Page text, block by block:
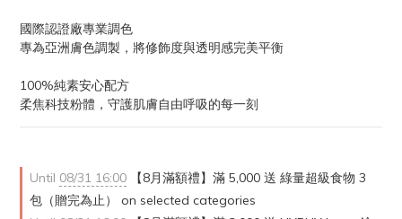
國際認證廠專業調色
專為亞洲膚色調製，將修飾度與透明感完美平衡
100%純素安心配方
柔焦科技粉體，守護肌膚自由呼吸的每一刻
Until 08/31 16:00 【8月滿額禮】滿 5,000 送 綠量超級食物 3
包（贈完為止） on selected categories